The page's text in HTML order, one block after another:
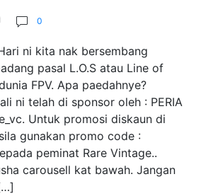
0
ni kita nak bersembang
pasal L.O.S atau Line of
FPV. Apa paedahnye?
ni telah di sponsor oleh : PERIA
Untuk promosi diskaun di
gunakan promo code :
peminat Rare Vintage..
carousell kat bawah. Jangan